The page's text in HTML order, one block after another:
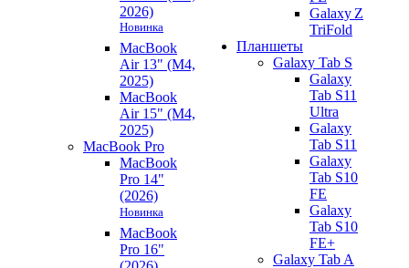
2026)
Новинка
MacBook
Air 13" (M4,
2025)
MacBook
Air 15" (M4,
2025)
MacBook Pro
MacBook
Pro 14"
(2026)
Новинка
MacBook
Pro 16"
Galaxy Z
TriFold
Планшеты
Galaxy Tab S
Galaxy
Tab S11
Ultra
Galaxy
Tab S11
Galaxy
Tab S10
FE
Galaxy
Tab S10
FE+
Galaxy Tab A